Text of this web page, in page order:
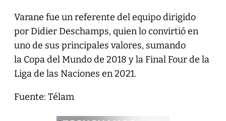
Varane fue un referente del equipo dirigido
por Didier Deschamps, quien lo convirtió en
uno de sus principales valores, sumando
la Copa del Mundo de 2018 y la Final Four de la
Liga de las Naciones en 2021.
Fuente: Télam